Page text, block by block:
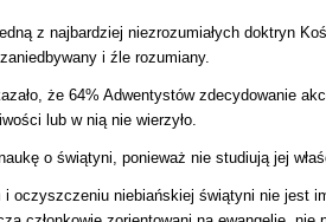
z najbardziej niezrozumiałych doktryn
i źle rozumiany.
że 64% Adwentystów zdecydowanie
lub w nią nie wierzyło.
o świątyni, ponieważ nie studiują jej
oczyszczeniu niebiańskiej świątyni nie jest